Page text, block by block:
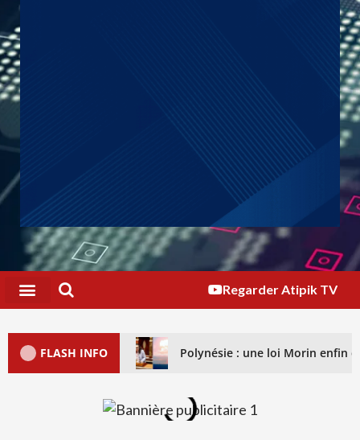
Regarder Atipik TV
FLASH INFO Polynésie : une loi Morin enfin